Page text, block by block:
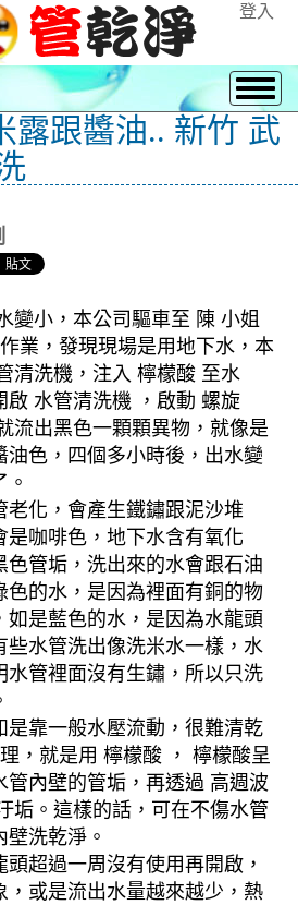
登入
露跟醬油.. 新竹 武
變小，本公司驅車至 陳 小姐
業，發現現場是用地下水，本
清洗機，注入 檸檬酸 至水
啟 水管清洗機 ，啟動 螺旋
流出黑色一顆顆異物，就像是
油色，四個多小時後，出水變
老化，會產生鐵鏽跟泥沙堆
是咖啡色，地下水含有氧化
色管垢，洗出來的水會跟石油
色的水，是因為裡面有銅的物
如是藍色的水，是因為水龍頭
些水管洗出像洗米水一樣，水
水管裡面沒有生鏽，所以只洗
是靠一般水壓流動，很難清乾
，就是用 檸檬酸 ， 檸檬酸呈
管內壁的管垢，再透過 高週波
垢。這樣的話，可在不傷水管
洗乾淨。
超過一周沒有使用再開啟，
，或是流出水量越來越少，熱